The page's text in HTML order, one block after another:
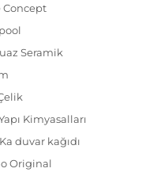
Concept
Seramik
Kimyasalları
duvar kağıdı
Original